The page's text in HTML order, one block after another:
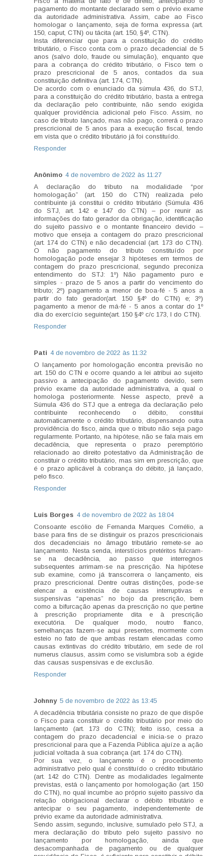
pagamento do montante declarado sem o prévio exame
da autoridade administrativa. Assim, cabe ao Fisco
homologar o lançamento, seja de forma expressa (art.
150, caput, CTN) ou tácita (art. 150, §4º, CTN).
Insta diferenciar que para a constituição do crédito
tributário, o Fisco conta com o prazo decadencial de 5
anos (salvo dolo, fraude ou simulação), enquanto que
para a cobrança do crédito tributário, o Fisco tem o
prazo prescricional de 5 anos, contados da sua
constituição definitiva (art. 174, CTN).
De acordo com o enunciado da súmula 436, do STJ,
para a constituição do crédito tributário, basta a entrega
da declaração pelo contribuinte, não sendo exigida
qualquer providência adicional pelo Fisco. Assim, no
caso de tributo lançado, mas não pago, correrá o prazo
prescricional de 5 anos para a execução fiscal, tendo
em vista que o crédito tributário já foi constituído.
Responder
Anônimo 4 de novembro de 2022 às 11:27
A declaração do tributo na modalidade “por
homologação” (art. 150 do CTN) realizada pelo
contribuinte já constitui o crédito tributário (Súmula 436
do STJ, art. 142 e 147 do CTN) – por reunir as
informações do fato gerador da obrigação, identificação
do sujeito passivo e o montante financeiro devido –
motivo que enseja a contagem do prazo prescricional
(art. 174 do CTN) e não decadencial (art. 173 do CTN).
O não pagamento do tributo constituído por
homologação pode ensejar 3 hipóteses em termos de
contagem do prazo prescricional, segundo preconiza
entendimento do STJ: 1º) Não pagamento puro e
simples - prazo de 5 anos a partir do vencimento do
tributo; 2º) pagamento a menor de boa-fé - 5 anos a
partir do fato gerador(art. 150 §4º do CTN) e; 3º)
pagamento a menor de má-fé - 5 anos a contar do 1º
dia do exercício seguinte(art. 150 §4º c/c 173, I do CTN).
Responder
Pati 4 de novembro de 2022 às 11:32
O lançamento por homologação encontra previsão no
art. 150 do CTN e ocorre quando a lei atribui ao sujeito
passivo a antecipação do pagamento devido, sem
prévio exame da autoridade administrativa, a qual o
homologa posteriormente. Nesse aspecto, prevê a
Súmula 436 do STJ que a entrega da declaração pelo
contribuinte reconhecendo o débito, constitui
automaticamente o crédito tributário, dispensando outra
providência do fisco, ainda que o tributo não seja pago
regularmente. Portanto, na hipótese, não se fala mais em
decadência, que representa o prazo peremptório
relacionado ao direito potestativo da Administração de
constituir o crédito tributário, mas sim em prescrição, que
é o prazo aplicável à cobrança do débito, já lançado,
pelo fisco.
Responder
Luis Borges 4 de novembro de 2022 às 18:04
Consoante escólio de Fernanda Marques Cornélio, a
base para fins de se distinguir os prazos prescricionais
dos decadenciais no âmago tributário remete-se ao
lançamento. Nesta senda, interstícios pretéritos fulcram-
se na decadência, ao passo que interregnos
subsequentes arrimam-se na prescrição. Na hipótese
sub examine, como já transcorrera o lançamento, eis
prazo prescricional. Dentre outras distinções, pode-se
elencar a existência de causas interruptivas e
suspensivas “apenas” no bojo da prescrição, bem
como a bifurcação apenas da prescrição no que pertine
à prescrição propriamente dita e à prescrição
executória. De qualquer modo, noutro flanco,
semelhanças fazem-se aqui presentes, mormente com
esteio no fato de que ambas restam elencadas como
causas extintivas do crédito tributário, em sede de rol
numerus clausus, assim como se vislumbra sob a égide
das causas suspensivas e de exclusão.
Responder
Johnny 5 de novembro de 2022 às 13:45
A decadência tributária consiste no prazo de que dispõe
o Fisco para constituir o crédito tributário por meio do
lançamento (art. 173 do CTN); feito isso, cessa a
contagem do prazo decadencial e inicia-se o prazo
prescricional para que a Fazenda Pública ajuíze a ação
judicial voltada à sua cobrança (art. 174 do CTN).
Por sua vez, o lançamento é o procedimento
administrativo pelo qual é constituído o crédito tributário
(art. 142 do CTN). Dentre as modalidades legalmente
previstas, está o lançamento por homologação (art. 150
do CTN), no qual incumbe ao próprio sujeito passivo da
relação obrigacional declarar o débito tributário e
antecipar o seu pagamento, independentemente de
prévio exame da autoridade administrativa.
Sendo assim, segundo, inclusive, sumulado pelo STJ, a
mera declaração do tributo pelo sujeito passivo no
lançamento por homologação, ainda que
desacompanhada de pagamento ou de qualquer